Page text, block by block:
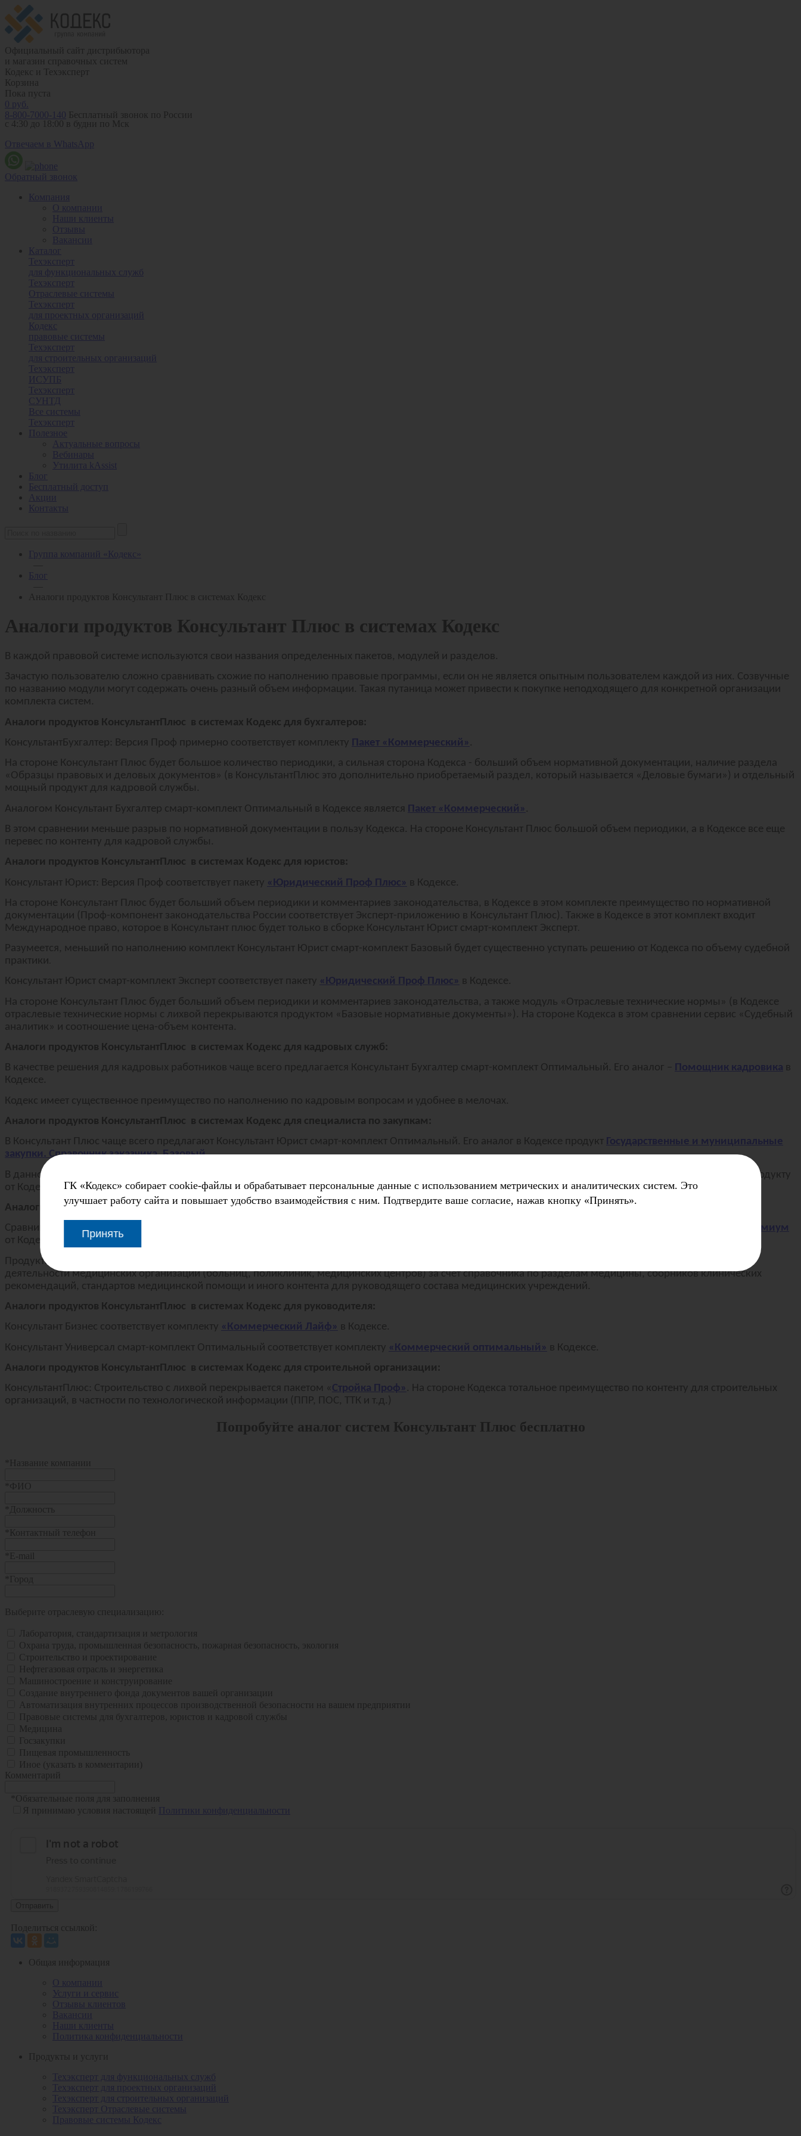
Официальный сайт дистрибьютора
и магазин справочных систем
Кодекс и Техэксперт
Корзина
Пока пуста
0 руб.
8-800-7000-140 Бесплатный звонок по России
с 4:30 до 18:00 в будни по Мск
Отвечаем в WhatsApp
Обратный звонок
Компания
О компании
Наши клиенты
Отзывы
Вакансии
Каталог
Техэксперт
для функциональных служб
Техэксперт
Отраслевые системы
Техэксперт
для проектных организаций
Кодекс
правовые системы
Техэксперт
для строительных организаций
Техэксперт
ИСУПБ
Техэксперт
СУНТД
Все системы
Техэксперт
Полезное
Актуальные вопросы
Вебинары
Утилита kAssist
Блог
Бесплатный доступ
Акции
Контакты
Группа компаний «Кодекс»
Блог
Аналоги продуктов Консультант Плюс в системах Кодекс
Аналоги продуктов Консультант Плюс в системах Кодекс
В каждой правовой системе используются свои названия определенных пакетов, модулей и разделов.
Зачастую пользователю сложно сравнивать схожие по наполнению правовые программы, если он не является опытным пользователем каждой из них. Созвучные
по названию модули могут содержать очень разный объем информации. Такая путаница может привести к покупке неподходящего для конкретной организации
комплекта систем.
Аналоги продуктов КонсультантПлюс в системах Кодекс для бухгалтеров:
КонсультантБухгалтер: Версия Проф примерно соответствует комплекту Пакет «Коммерческий» .
На стороне Консультант Плюс будет большое количество периодики, а сильная сторона Кодекса - больший объем нормативной документации, наличие раздела
«Образцы правовых и деловых документов» (в КонсультантПлюс это дополнительно приобретаемый раздел, который называется «Деловые бумаги») и отдельный
мощный продукт для кадровой службы.
Аналогом Консультант Бухгалтер смарт-комплект Оптимальный в Кодексе является Пакет «Коммерческий» .
В этом сравнении меньше разрыв по нормативной документации в пользу Кодекса. На стороне Консультант Плюс большой объем периодики, а в Кодексе все еще
перевес по контенту для кадровой службы.
Аналоги продуктов КонсультантПлюс в системах Кодекс для юристов:
Консультант Юрист: Версия Проф соответствует пакету «Юридический Проф Плюс» в Кодексе.
На стороне Консультант Плюс будет больший объем периодики и комментариев законодательства, в Кодексе в этом комплекте преимущество по нормативной
документации (Проф-компонент законодательства России соответствует Эксперт-приложению в Консультант Плюс). Также в Кодексе в этот комплект входит
Международное право, которое в Консультант плюс будет только в сборке Консультант Юрист смарт-комплект Эксперт
Разумеется, меньший по наполнению комплект Консультант Юрист смарт-комплект Базовый будет существенно уступать решению от Кодекса по объему судебной
практики
Консультант Юрист смарт-комплект Эксперт соответствует пакету «Юридический Проф Плюс» в Кодексе.
На стороне Консультант Плюс будет больший объем периодики и комментариев законодательства, а также модуль «Отраслевые технические нормы» (в Кодексе
отраслевые технические нормы с лихвой перекрываются продуктом «Базовые нормативные документы»). На стороне Кодекса в этом сравнении сервис «Судебный
аналитик» и соотношение цена-объем контента.
Аналоги продуктов КонсультантПлюс в системах Кодекс для кадровых служб:
В качестве решения для кадровых работников чаще всего предлагается Консультант Бухгалтер смарт-комплект Оптимальный. Его аналог – Помощник кадровика в
Кодексе.
Кодекс имеет существенное преимущество по наполнению по кадровым вопросам и удобнее в мелочах.
Аналоги продуктов КонсультантПлюс в системах Кодекс для специалиста по закупкам:
В Консультант Плюс чаще всего предлагают Консультант Юрист смарт-комплект Оптимальный. Его аналог в Кодексе продукт Государственные и муниципальные
закупки. Справочник заказчика. Базовый.
В данном случае Кодекс сильнее, за счет специализации. Путеводитель по контрактной системе в сфере закупок в КонсультантПлюс существенно уступает продукту
от Кодекса по наполнению и юзабилити.
Аналоги продуктов КонсультантПлюс в системах Кодекс для медицинской организации:
Сравним Медицина и фармацевтика или Консультант Здравоохранение смарт-комплект Оптимальный с
Медицина. Премиум
от Кодекса.
Продукты от КонсультантПлюс превосходят Кодекс в наполнении для аптек и аптечных складов и при этом уступают Кодексу в эффективности для текущей
деятельности медицинских организаций (больниц, поликлиник, медицинских центров) за счет справочника по разделам медицины, сборников клинических
рекомендаций, стандартов медицинской помощи и иного контента для руководящего состава медицинских учреждений.
Аналоги продуктов КонсультантПлюс в системах Кодекс для руководителя:
Консультант Бизнес соответствует комплекту «Коммерческий Лайф» в Кодексе.
Консультант Универсал смарт-комплект Оптимальный соответствует комплекту «Коммерческий оптимальный» в Кодексе.
Аналоги продуктов КонсультантПлюс в системах Кодекс для строительной организации:
КонсультантПлюс: Строительство с лихвой перекрывается пакетом « Стройка Проф» . На стороне Кодекса тотальное преимущество по контенту для строительных
организаций, в частности по технологической информации (ППР, ПОС, ТТК и т.д.)
Попробуйте аналог систем Консультант Плюс бесплатно
Название компании
ФИО
Должность
Контактный телефон
E-mail
Город
Выберите отраслевую специализацию:
Лаборатория, стандартизация и метрология
Охрана труда, промышленная безопасность, пожарная безопасность, экология
Строительство и проектирование
Нефтегазовая отрасль и энергетика
Машиностроение и конструирование
Создание внутреннего фонда документов вашей организации
Автоматизация внутренних процессов производственной безопасности на вашем предприятии
Правовые системы для бухгалтеров, юристов и кадровой службы
Медицина
Госзакупки
Пищевая промышленность
Иное (указать в комментарии)
Комментарий
Обязательные поля для заполнения
Я принимаю условия настоящей Политики конфиденциальности
Поделиться ссылкой:
Общая информация
О компании
Услуги и сервис
Отзывы клиентов
Вакансии
Наши клиенты
Политика конфиденциальности
Продукты и услуги
Техэксперт для функциональных служб
Техэксперт для проектных организаций
Техэксперт для строительных организаций
Техэксперт Отраслевые системы
Правовые системы Кодекс
ГК «Кодекс» собирает cookie-файлы и обрабатывает персональные данные с использованием метрических и аналитических систем. Это
улучшает работу сайта и повышает удобство взаимодействия с ним. Подтвердите ваше согласие, нажав кнопку «Принять».
Принять